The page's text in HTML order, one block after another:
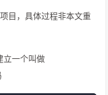
目，具体过程非本文重
立一个叫做